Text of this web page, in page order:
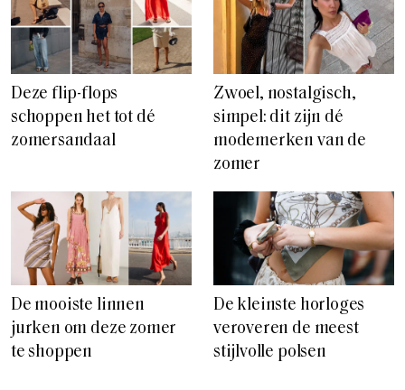
Deze flip-flops
schoppen het tot dé
zomersandaal
Zwoel, nostalgisch,
simpel: dit zijn dé
modemerken van de
zomer
De mooiste linnen
jurken om deze zomer
te shoppen
De kleinste horloges
veroveren de meest
stijlvolle polsen